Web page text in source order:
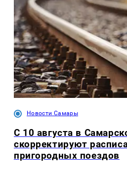
Новости Самары
С 10 августа в
скорректируют
пригородных поездов